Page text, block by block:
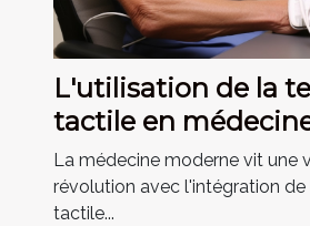
L'utilisation de la
tactile en
rééducation
La médecine moderne vit une
révolution avec l'intégration
tactile...